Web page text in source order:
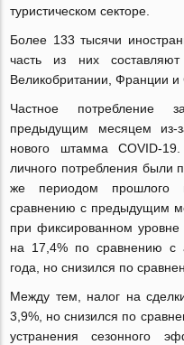
туристическом секторе.
Более 133 тысячи
часть из них
Великобритании, Франции и
Частное потребление
предыдущим месяцем из-
нового штамма COVID-
личного потребления были
же периодом прошлого
сравнению с предыдущим
при фиксированном
на 17,4% по сравнению с
года, но снизился по
Между тем, налог на
3,9%, но снизился по
устранения сезонного